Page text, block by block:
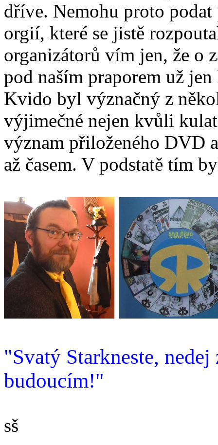
dříve. Nemohu proto
orgií, které se jistě
organizátorů vím jen, že o
pod naším praporem už
Kvido byl význačný z
výjimečné nejen kvůli
význam přiloženého DVD
až časem. V podstatě tím
"Svatý Starkneste,
budoucím!"
sš